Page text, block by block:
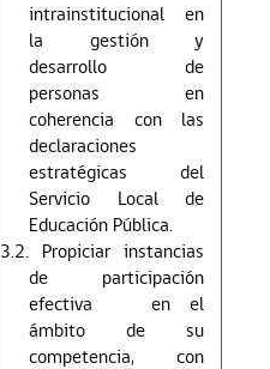
intrainstitucional en
la gestión y
desarrollo de
personas en
coherencia con las
declaraciones
estratégicas del
Servicio Local de
Educación Pública.
3.2. Propiciar instancias
de participación
efectiva en el
ámbito de su
competencia, con